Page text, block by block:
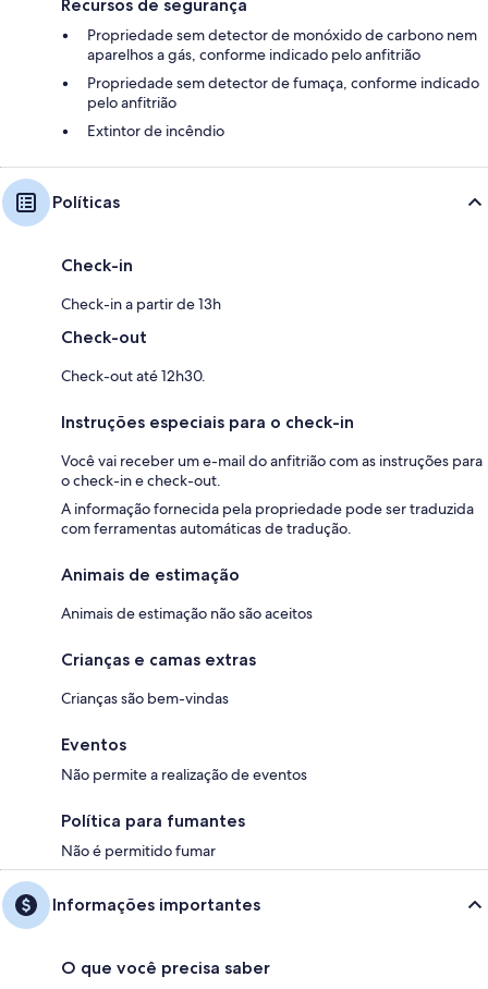
Recursos de segurança
Propriedade sem detector de monóxido de carbono nem
aparelhos a gás, conforme indicado pelo anfitrião
Propriedade sem detector de fumaça, conforme indicado
pelo anfitrião
Extintor de incêndio
Políticas
Check-in
Check-in a partir de 13h
Check-out
Check-out até 12h30.
Instruções especiais para o check-in
Você vai receber um e-mail do anfitrião com as instruções para
o check-in e check-out.
A informação fornecida pela propriedade pode ser traduzida
com ferramentas automáticas de tradução.
Animais de estimação
Animais de estimação não são aceitos
Crianças e camas extras
Crianças são bem-vindas
Eventos
Não permite a realização de eventos
Política para fumantes
Não é permitido fumar
Informações importantes
O que você precisa saber